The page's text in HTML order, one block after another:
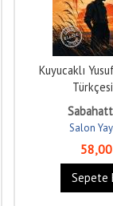
Kuyucaklı
Salon
58,00
Sepete